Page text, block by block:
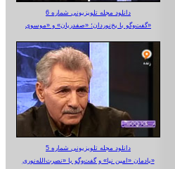
دانلود مجله تلویزیونی شماره 6
گفت‌وگو با یخ‌نوردان؛ «صفدریان» و «موسوی»
دانلود مجله تلویزیونی شماره 5
یادمان «امین نیا» و گفت‌وگو با «نصرت‌الله‌نوری»